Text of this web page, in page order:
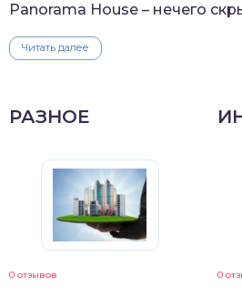
Panorama House – нечего
Читать далее
РАЗНОЕ
0 отзывов 0